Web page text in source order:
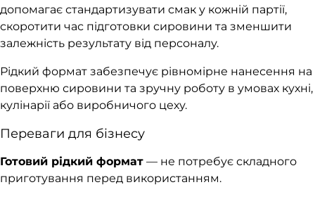
допомагає стандартизувати смак у кожній партії,
скоротити час підготовки сировини та зменшити
залежність результату від персоналу.
Рідкий формат забезпечує рівномірне нанесення на
поверхню сировини та зручну роботу в умовах кухні,
кулінарії або виробничого цеху.
Переваги для бізнесу
Готовий рідкий формат — не потребує складного
приготування перед використанням.